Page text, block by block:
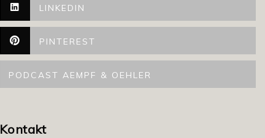
LINKEDIN
PINTEREST
PODCAST AEMPF & OEHLER
Kontakt